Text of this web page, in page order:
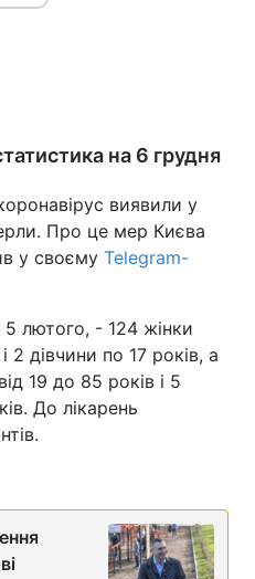
на 6 грудня
виявили у
Про це мер Києва
у своєму Telegram-
лютого, - 124 жінки
2 дівчини по 17 років, а
19 до 85 років і 5
До лікарень